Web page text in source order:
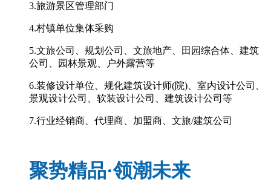
3.旅游景区管理部门
4.村镇单位集体采购
5.文旅公司、规划公司、文旅地产、田园综合体、建筑
公司、园林景观、户外露营等
6.装修设计单位、规化建筑设计师(院) 、室内设计公司、
景观设计公司、软装设计公司、建筑设计公司等
7.行业经销商、代理商、加盟商、文旅/建筑公司
聚势精品·领潮未来